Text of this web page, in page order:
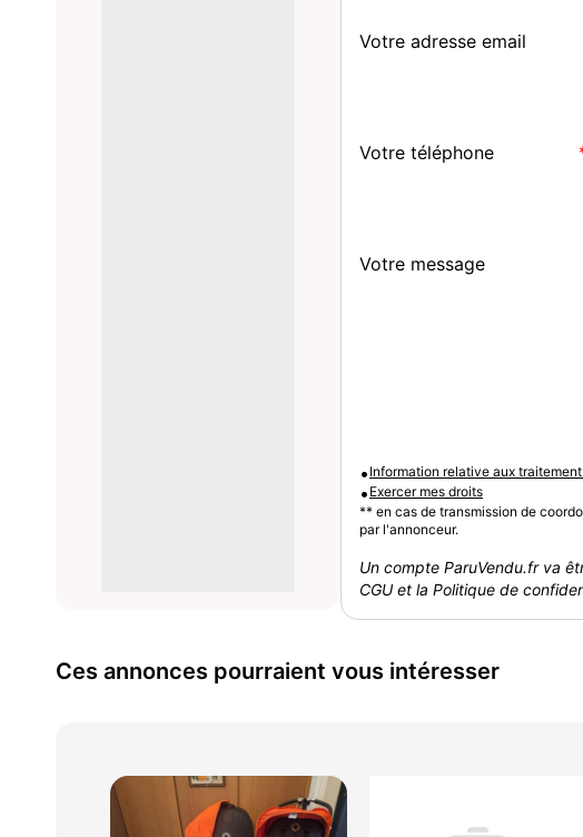
Votre adresse email
Votre téléphone
Votre message
• Information relative aux
• Exercer mes droits
** en cas de transmission de
par l'annonceur.
Un compte ParuVendu.fr va
CGU et la Politique de
Ces annonces pourraient vous intéresser